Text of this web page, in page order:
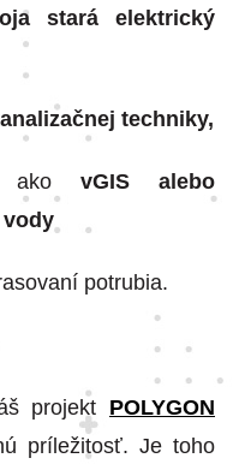
stará elektrický
techniky,
ako vGIS alebo
potrubia.
projekt POLYGON
príležitosť. Je toho